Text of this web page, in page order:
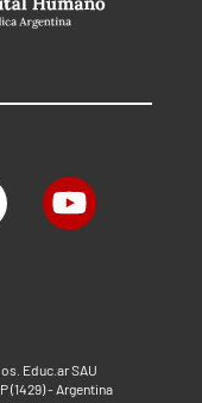
Educ.ar SAU
(1429) - Argentina